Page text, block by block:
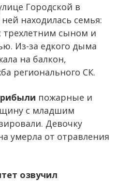
Городской в
находилась семья:
трехлетним сыном и
Из-за едкого дыма
на балкон,
регионального СК.
пожарные и
с младшим
Девочку
умерла от отравления
озвучил